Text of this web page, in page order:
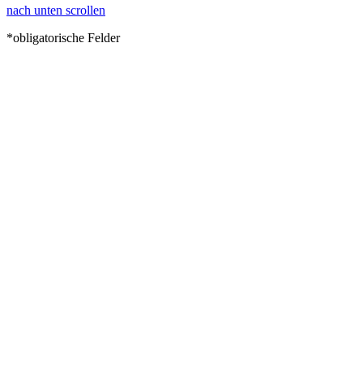
nach unten scrollen
*obligatorische Felder